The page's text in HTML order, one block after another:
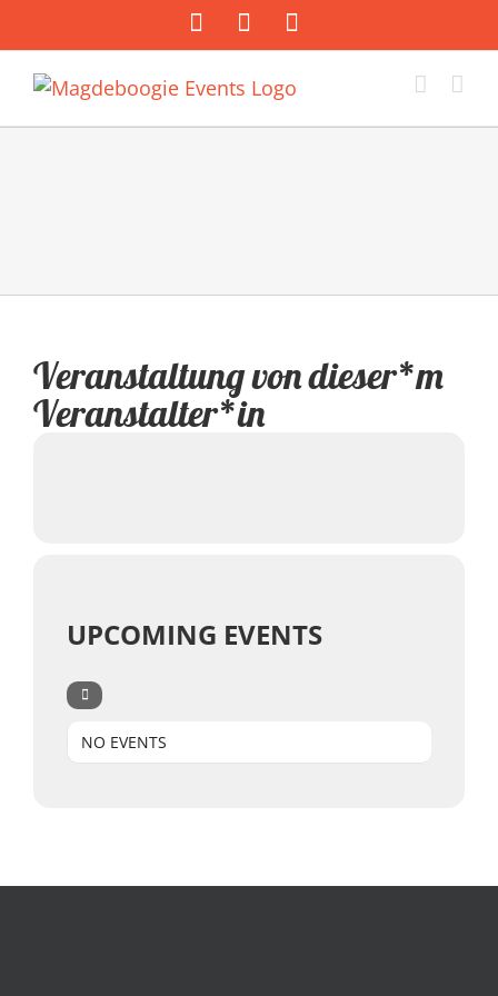
Inhalt
springen
FacebookInstagram
Mail
Veranstaltung von dieser*m
Veranstalter*in
UPCOMING EVENTS
NO EVENTS